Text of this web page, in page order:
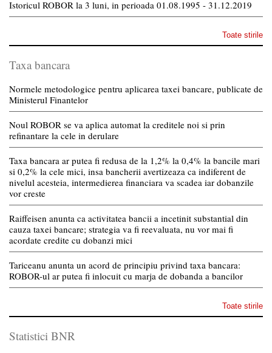
Istoricul ROBOR la 3 luni, in perioada 01.08.1995 - 31.12.2019
Toate stirile
Taxa bancara
Normele metodologice pentru aplicarea taxei bancare, publicate de
Ministerul Finantelor
Noul ROBOR se va aplica automat la creditele noi si prin
refinantare la cele in derulare
Taxa bancara ar putea fi redusa de la 1,2% la 0,4% la bancile mari
si 0,2% la cele mici, insa bancherii avertizeaza ca indiferent de
nivelul acesteia, intermedierea financiara va scadea iar dobanzile
vor creste
Raiffeisen anunta ca activitatea bancii a incetinit substantial din
cauza taxei bancare; strategia va fi reevaluata, nu vor mai fi
acordate credite cu dobanzi mici
Tariceanu anunta un acord de principiu privind taxa bancara:
ROBOR-ul ar putea fi inlocuit cu marja de dobanda a bancilor
Toate stirile
Statistici BNR